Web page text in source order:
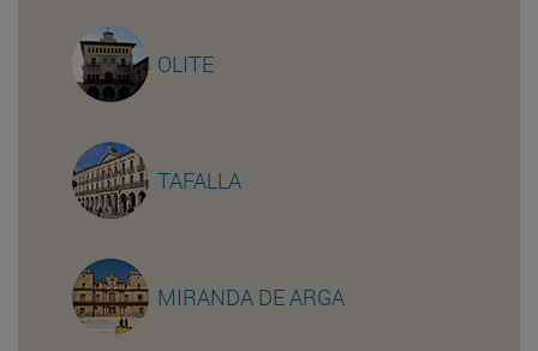
OLITE
TAFALLA
MIRANDA DE ARGA